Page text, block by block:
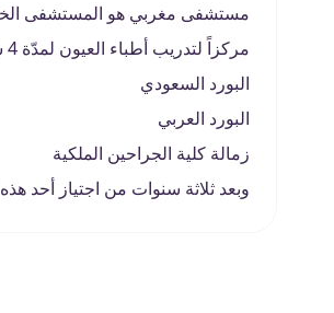
مستشفى مغربي هو المستشفى
مركزاً لتدريب أطباء العيون لمدّة 4 سَنَوات كبرنامج تأهيلى لدُخُول امتحانات الزمالة للحصول على:
البورد السعودي
البورد العربي
زمالة كلية الجراحين الملكية
وبعد ثلاثة سنوات من اجتياز أحد